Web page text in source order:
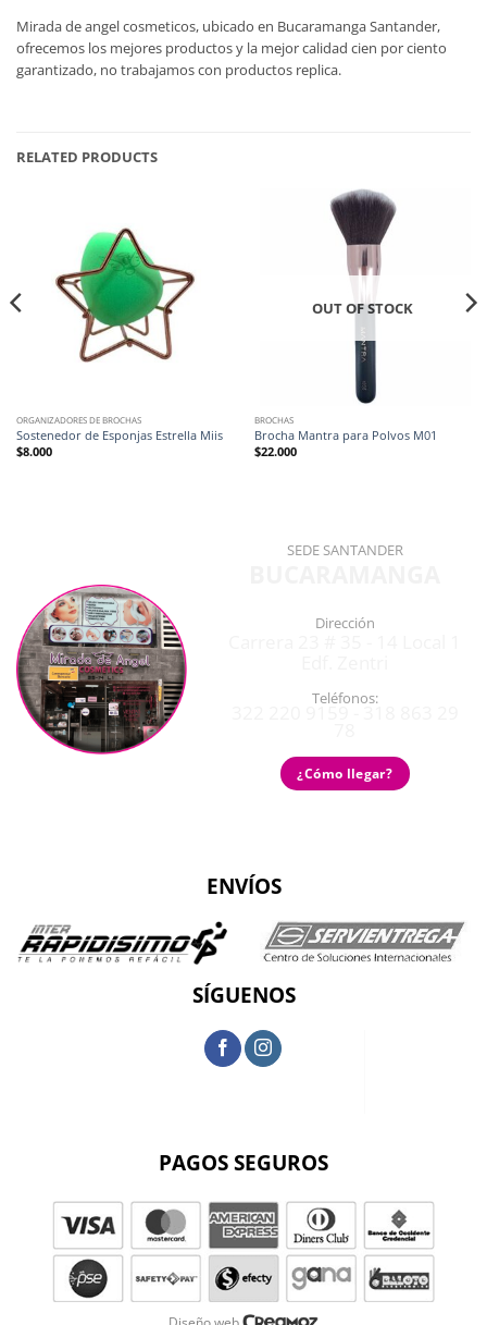
Mirada de angel cosmeticos, ubicado en Bucaramanga Santander,
ofrecemos los mejores productos y la mejor calidad cien por ciento
garantizado, no trabajamos con productos replica.
RELATED PRODUCTS
ORGANIZADORES DE BROCHAS
Sostenedor de Esponjas Estrella Miis
$8.000
OUT OF STOCK
BROCHAS
Brocha Mantra para Polvos M01
$22.000
SEDE SANTANDER
Dirección
Teléfonos:
¿Cómo llegar?
ENVÍOS
SÍGUENOS
PAGOS SEGUROS